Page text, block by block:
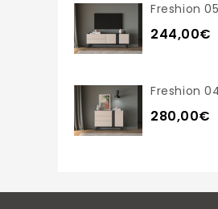
244,00€
280,00€